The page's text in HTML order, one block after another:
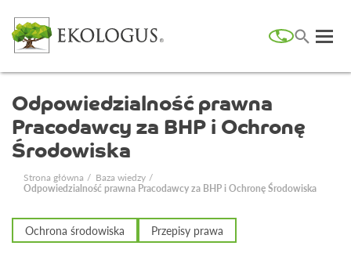
Odpowiedzialność prawna
Pracodawcy za BHP i Ochronę
Środowiska
Strona główna
Baza wiedzy
Odpowiedzialność prawna Pracodawcy za BHP i Ochronę Środowiska
Ochrona środowiska Przepisy prawa